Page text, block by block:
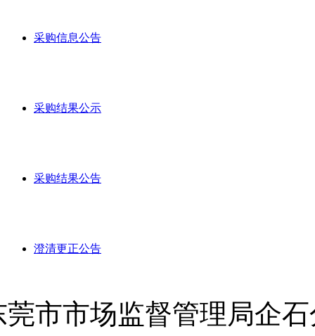
采购信息公告
采购结果公示
采购结果公告
澄清更正公告
莞市市场监督管理局企